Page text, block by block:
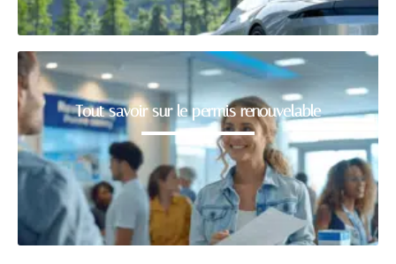
Tout savoir sur le permis renouvelable